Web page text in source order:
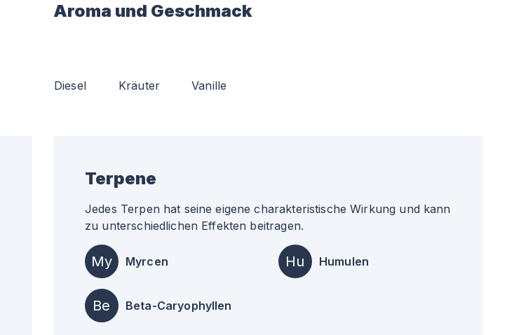
Aroma und Geschmack
Diesel Kräuter Vanille
Terpene
Jedes Terpen hat seine eigene charakteristische Wirkung und kann
zu unterschiedlichen Effekten beitragen.
My Myrcen Hu Humulen
Be Beta-Caryophyllen